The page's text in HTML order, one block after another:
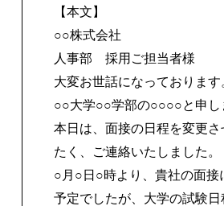
【本文】
○○株式会社
人事部 採用ご担当者様
大変お世話になっております
○○大学○○学部の○○○○と申し
本日は、面接の日程を変更さ
たく、ご連絡いたしました。
○月○日○時より、貴社の面接
予定でしたが、大学の試験日